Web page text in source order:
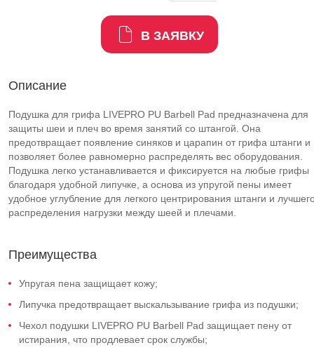
В ЗАЯВКУ
Описание
Подушка для грифа LIVEPRO PU Barbell Pad предназначена для
защиты шеи и плеч во время занятий со штангой. Она
предотвращает появление синяков и царапин от грифа штанги и
позволяет более равномерно распределять вес оборудования.
Подушка легко устанавливается и фиксируется на любые грифы
благодаря удобной липучке, а основа из упругой пены имеет
удобное углубление для легкого центрирования штанги и
распределения нагрузки между шеей и плечами.
Преимущества
Упругая пена защищает кожу;
Липучка предотвращает выскальзывание грифа из подушки;
Чехол подушки LIVEPRO PU Barbell Pad защищает пену от
истирания, что продлевает срок службы;